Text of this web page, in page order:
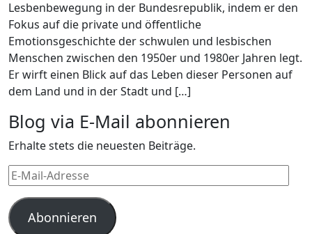
Lesbenbewegung in der Bundesrepublik, indem er den
Fokus auf die private und öffentliche
Emotionsgeschichte der schwulen und lesbischen
Menschen zwischen den 1950er und 1980er Jahren legt.
Er wirft einen Blick auf das Leben dieser Personen auf
dem Land und in der Stadt und […]
Blog via E-Mail abonnieren
Erhalte stets die neuesten Beiträge.
E-
Mail-
Adresse
Abonnieren